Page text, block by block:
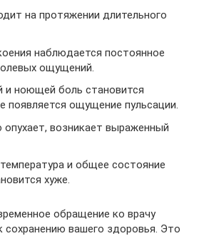
на протяжении длительного
наблюдается постоянное
ощущений.
и ноющей боль становится
появляется ощущение пульсации.
опухает, возникает выраженный
и общее состояние
хуже.
обращение ко врачу
сохранению вашего здоровья. Это